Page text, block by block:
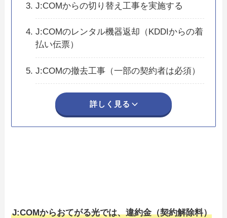
J:COMからの切り替え工事を実施する
J:COMのレンタル機器返却（KDDIからの着
払い伝票）
J:COMの撤去工事（一部の契約者は必須）
詳しく見る
J:COMからおてがる光では、違約金（契約解除料）